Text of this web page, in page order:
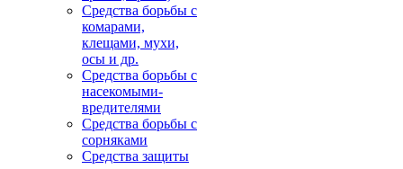
Средства борьбы с
комарами,
клещами, мухи,
осы и др.
Средства борьбы с
насекомыми-
вредителями
Средства борьбы с
сорняками
Средства защиты